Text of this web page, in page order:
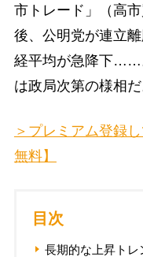
市トレード」（高
後、公明党が連立
経平均が急降下……
は政局次第の様相だ
＞プレミアム登録
無料】
目次
長期的な上昇トレ